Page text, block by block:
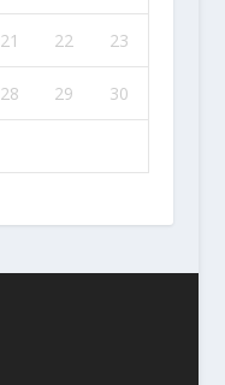
21 22 23
28 29 30